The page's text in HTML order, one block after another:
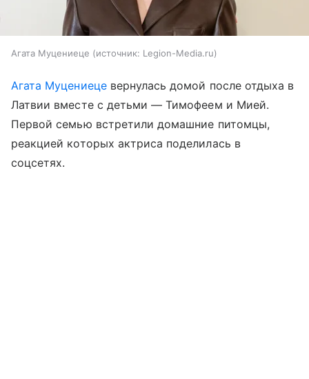
Агата Муцениеце источник: Legion-Media.ru
Агата Муцениецевернулась домой после отдыха в
Латвии вместе с детьми — Тимофеем и Мией.
Первой семью встретили домашние питомцы,
реакцией которых актриса поделилась в
соцсетях.